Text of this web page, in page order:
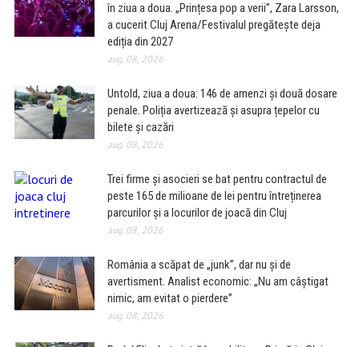
în ziua a doua. „Prințesa pop a verii”, Zara Larsson,
a cucerit Cluj Arena/Festivalul pregătește deja
ediția din 2027
aug. 08, 2026
Untold, ziua a doua: 146 de amenzi și două dosare
penale. Poliția avertizează și asupra țepelor cu
bilete și cazări
aug. 08, 2026
Trei firme și asocieri se bat pentru contractul de
peste 165 de milioane de lei pentru întreținerea
parcurilor și a locurilor de joacă din Cluj
aug. 08, 2026
România a scăpat de „junk”, dar nu și de
avertisment. Analist economic: „Nu am câștigat
nimic, am evitat o pierdere”
aug. 08, 2026